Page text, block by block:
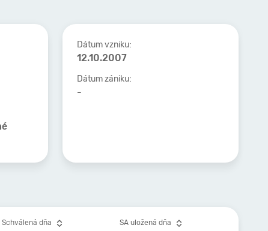
Dátum vzniku:
12.10.2007
Dátum zániku:
-
Schválená dňa SA uložená dňa